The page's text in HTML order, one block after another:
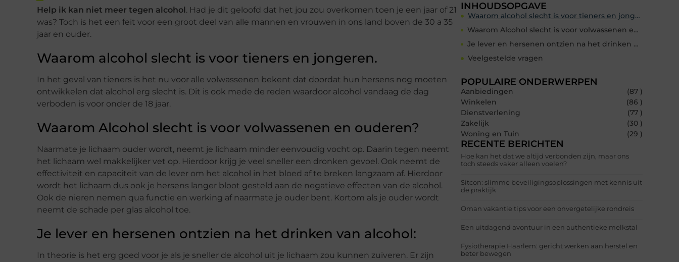
Help ik kan niet meer tegen alcohol . Had je dit geloofd dat het jou zou overkomen toen je een jaar of 21
was? Toch is het een feit voor een groot deel van alle mannen en vrouwen in ons land boven de 30 a 35
jaar en ouder.
Waarom alcohol slecht is voor tieners en jongeren.
In het geval van tieners is het nu voor alle volwassenen bekent dat doordat hun hersens nog moeten
ontwikkelen dat alcohol erg slecht is. Dit is ook mede de reden waardoor alcohol vandaag de dag
verboden is voor onder de 18 jaar.
Waarom Alcohol slecht is voor volwassenen en ouderen?
Naarmate je lichaam ouder wordt, neemt je lichaam minder eenvoudig vocht op. Daarin tegen neemt
het lichaam wel makkelijker vet op. Hierdoor krijg je veel sneller een dronken gevoel. Ook neemt de
effectiviteit en capaciteit van de lever om het alcohol in het bloed af te breken langzaam af. Hierdoor
wordt het lichaam dus ook je hersens langer bloot gesteld aan de negatieve effecten van de alcohol.
Ook de nieren nemen qua functie en werking af naarmate je ouder bent. Kortom als je ouder wordt
neemt de schade per glas alcohol toe.
Je lever en hersenen ontzien na het drinken van alcohol:
In theorie is het erg goed voor je als je sneller de alcohol uit je lichaam zou kunnen zuiveren. Er zijn
INHOUDSOPGAVE
Waarom alcohol slecht is voor tieners en jongeren.
Waarom Alcohol slecht is voor volwassenen en ouderen?
Je lever en hersenen ontzien na het drinken van alcohol:
Veelgestelde vragen
POPULAIRE ONDERWERPEN
Aanbiedingen
(87 )
Winkelen
(86 )
Dienstverlening
(77 )
Zakelijk
(30 )
Woning en Tuin
(29 )
RECENTE BERICHTEN
Hoe kan het dat we altijd verbonden zijn, maar ons
toch steeds vaker alleen voelen?
Sitcon: slimme beveiligingsoplossingen met kennis uit
de praktijk
Oman vakantie tips voor een onvergetelijke rondreis
Een uitdagend avontuur in een authentieke melkstal
Fysiotherapie Haarlem: gericht werken aan herstel en
beter bewegen